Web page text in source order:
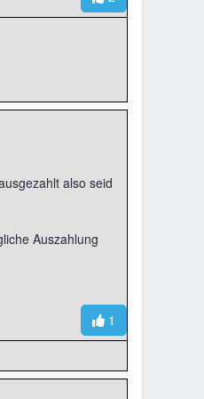
also seid
Auszahlung
1